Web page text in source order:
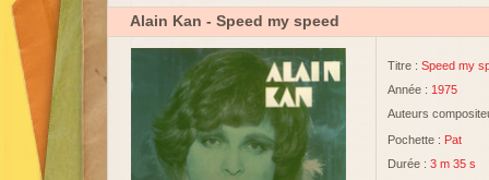
Alain Kan - Speed my speed
Titre : Speed my
Année : 1975
Auteurs
Pochette : Pat
Durée : 3 m 35 s